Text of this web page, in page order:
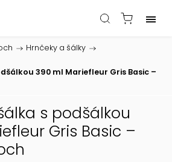
/ Hrnčeky a šálky /
390 ml Mariefleur Gris Basic –
s podšálkou
Gris Basic –